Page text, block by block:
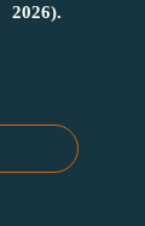
2026).